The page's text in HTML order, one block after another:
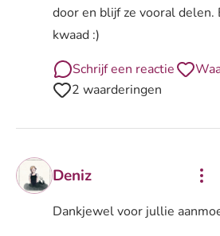
door en blijf ze vooral delen.
kwaad :)
Schrijf een reactie
2 waarderingen
Deniz
Dankjewel voor jullie